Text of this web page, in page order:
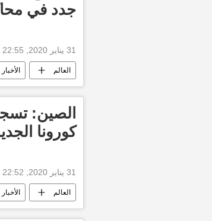
جدد في
31 يناير 2020, 22:55 GMT
العالم الأخبار
كورونا
31 يناير 2020, 22:52 GMT
العالم الأخبار